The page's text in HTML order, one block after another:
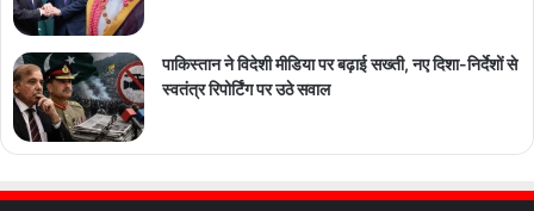
पाकिस्तान ने विदेशी मीडिया पर बढ़ाई सख्ती, नए दिशा-निर्देशों से
स्वतंत्र रिपोर्टिंग पर उठे सवाल